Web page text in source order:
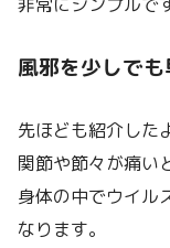
風邪を少しでも
先ほども紹介した
関節や節々が痛い
身体の中でウイル
なります。